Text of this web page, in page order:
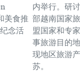
美食推
念活
内举行。研
部越南国家
盟国家和专
事旅游目的
现地区旅游
苏。